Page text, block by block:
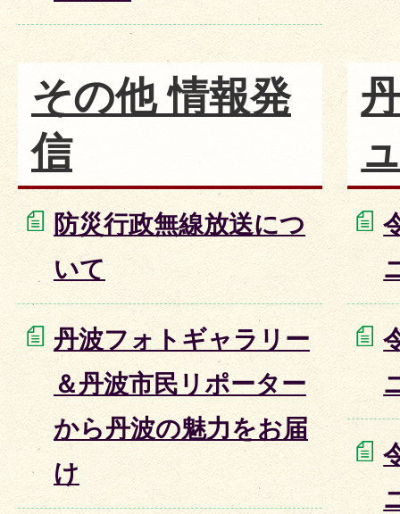
その他 情報発
信
防災行政無線放送につ
いて
丹波フォトギャラリー
＆丹波市民リポーター
から丹波の魅力をお届
け